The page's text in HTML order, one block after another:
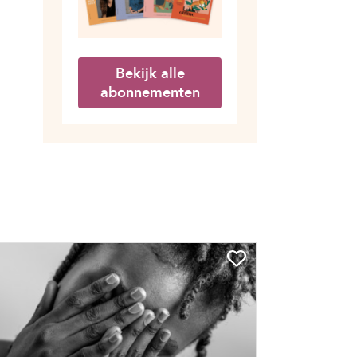
Bekijk alle
abonnementen